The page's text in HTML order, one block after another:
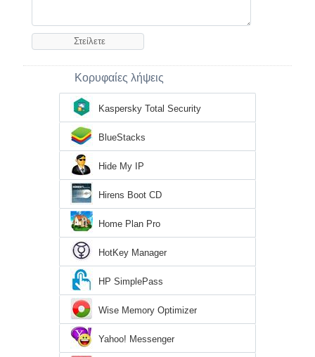
Κορυφαίες λήψεις
Kaspersky Total Security
BlueStacks
Hide My IP
Hirens Boot CD
Home Plan Pro
HotKey Manager
HP SimplePass
Wise Memory Optimizer
Yahoo! Messenger